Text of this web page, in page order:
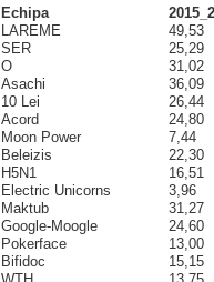
Echipa
2015_2
LAREME
49,53
SER
25,29
O
31,02
Asachi
36,09
10 Lei
26,44
Acord
24,80
Moon Power
7,44
Beleizis
22,30
H5N1
16,51
Electric Unicorns
3,96
Maktub
31,27
Google-Moogle
24,60
Pokerface
13,00
Bifidoc
15,15
WTH
13,75